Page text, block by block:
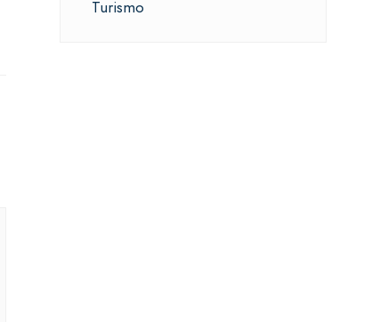
Turismo